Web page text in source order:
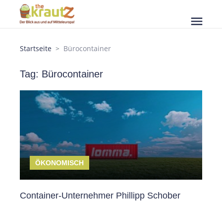
menu
Startseite Bürocontainer
Tag: Bürocontainer
ÖKONOMISCH
Container-Unternehmer Phillipp Schober